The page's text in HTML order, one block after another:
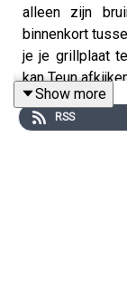
alleen zijn
binnenkort
je je grillplaat
kan Teun
in Etenstijd!
Show more
RSS